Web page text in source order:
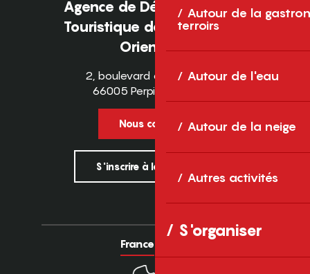
Autour de la
terroirs
Autour de l'eau
Autour de la neige
Autres activités
S'organiser
Agence de Développement
Touristique des Pyrénées-
Orientales
2, boulevard des Pyrénées
66005 Perpignan Cedex
Nous contacter
S'inscrire à la newsletter
France